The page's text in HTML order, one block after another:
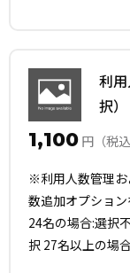
利
択）
1,100 円（税
※利用人数管理お
数追加オプション
24名の場合:選択
択 27名以上の場